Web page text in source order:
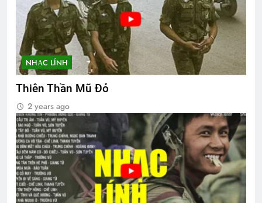
NHẠC LÍNH
Thiên Thần Mũ Đỏ
2 years ago